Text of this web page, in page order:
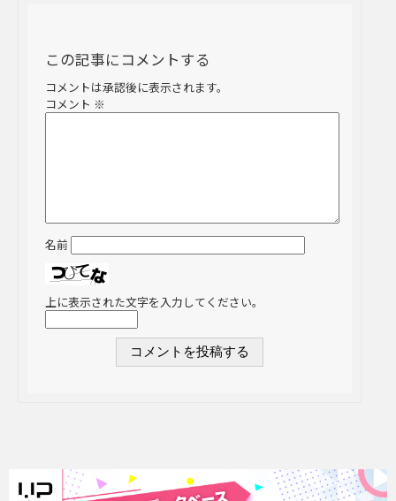
この記事にコメントする
コメントは承認後に表示されます。
コメント ※
名前
上に表示された文字を入力してください。